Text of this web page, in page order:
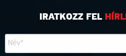
IRATKOZZ FEL